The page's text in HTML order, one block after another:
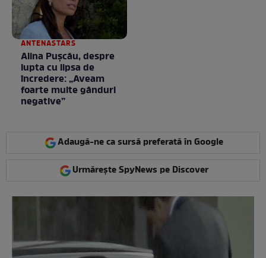
ANTENASTARS
Alina Pușcău, despre
lupta cu lipsa de
încredere: „Aveam
foarte multe gânduri
negative”
Adaugă-ne ca sursă preferată în Google
Urmărește SpyNews pe Discover